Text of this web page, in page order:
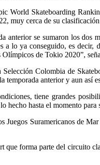
World Skateboarding
muy cerca de su
se sumaron los dos
a lo ya conseguido, es
de Tokio 2020”,
Colombia de
anterior y aun así
tiene grandes
hecho hasta el momento para
Juegos Suramericanos de
forma parte del circuito